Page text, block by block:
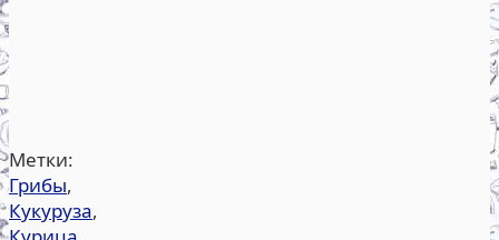
Метки:
Грибы,
Кукуруза,